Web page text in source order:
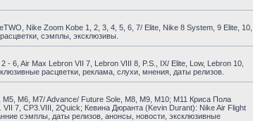
Nike Zoom Kobe 1, 2, 3, 4, 5, 6, 7/ Elite, Nike 8 System, 9 Elite, 10,
сэмплы, эксклюзивы.
6, Air Max Lebron VII 7, Lebron VIII 8, P.S., IX/ Elite, Low, Lebron 10,
расцветки, реклама, слухи, мнения, даты релизов.
M6, M7/ Advance/ Future Sole, M8, M9, M10; M11 Криса Пола
7, CP3.VIII, 2Quick; Кевина Дюранта (Kevin Durant): Nike Air Flight
сэмплы, даты релизов, анонсы, новости, эксклюзивные